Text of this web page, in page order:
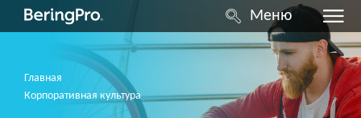
Меню
Главная
Корпоративная культура